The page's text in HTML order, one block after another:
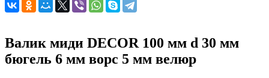
Валик миди DЕCOR 100 мм d 30 мм
бюгель 6 мм ворс 5 мм велюр